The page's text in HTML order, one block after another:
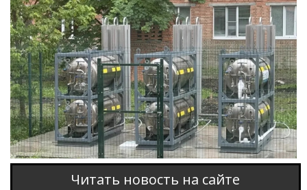
Читать новость на сайте